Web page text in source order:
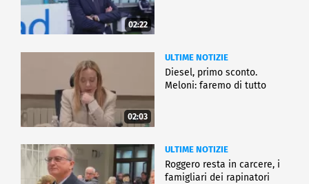
02:22
02:03
ULTIME NOTIZIE
Diesel, primo sconto.
Meloni: faremo di tutto
ULTIME NOTIZIE
Roggero resta in carcere, i
famigliari dei rapinatori